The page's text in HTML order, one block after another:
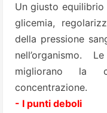
Un giusto
glicemia,
della pressione
nell’organismo.
migliorano la
concentrazione.
- I punti deboli